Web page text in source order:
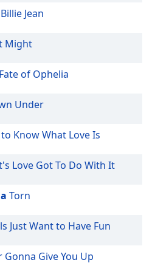
Billie Jean
Might
of Ophelia
Under
Know What Love Is
Love Got To Do With It
Torn
Just Want to Have Fun
Gonna Give You Up